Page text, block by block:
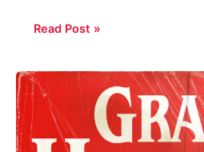
Read Post »
Grady
Hendrix:
A
dél-